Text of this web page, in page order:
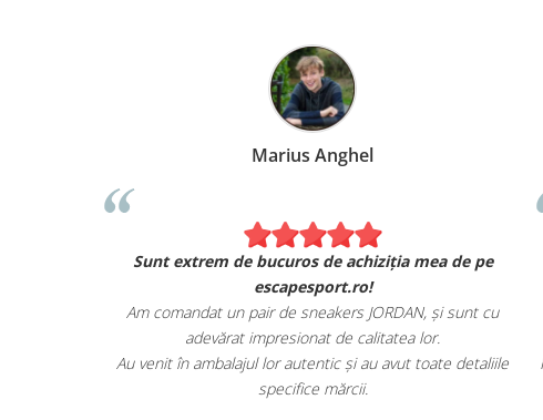
Marius Anghel
Sunt extrem de bucuros de achiziția mea de pe
escapesport.ro!
Am comandat un pair de sneakers JORDAN, și sunt cu
adevărat impresionat de calitatea lor.
Au venit în ambalajul lor autentic și au avut toate detaliile
specifice mărcii.